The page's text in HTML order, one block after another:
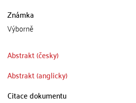
Známka
Výborně
Abstrakt (česky)
Abstrakt (anglicky)
Citace dokumentu